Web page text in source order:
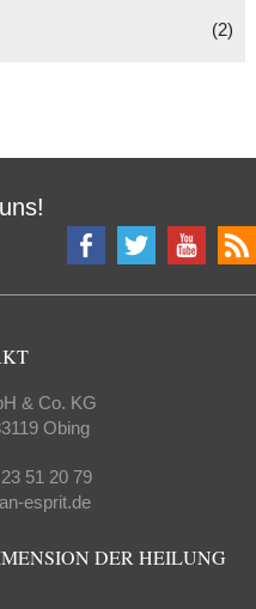
(2)
& Co. KG
Obing
51 20 79
esprit.de
DER HEILUNG